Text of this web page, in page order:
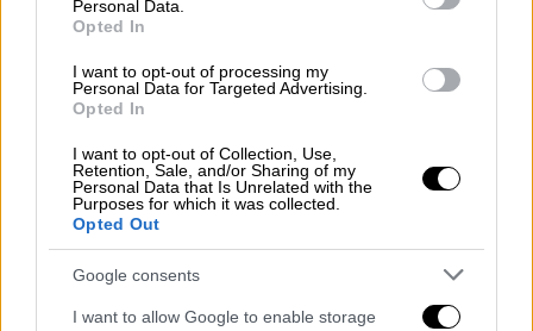
Personal Data.
Opted In
I want to opt-out of processing my
Personal Data for Targeted Advertising.
Opted In
I want to opt-out of Collection, Use,
Retention, Sale, and/or Sharing of my
Personal Data that Is Unrelated with the
Purposes for which it was collected.
Opted Out
Google consents
I want to allow Google to enable storage
εικόνα ως προς το τελικό αντικείμενο και
συστήματος που θα παραδοθεί.